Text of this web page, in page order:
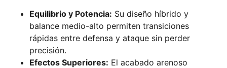
Equilibrio y Potencia: Su diseño híbrido y
balance medio-alto permiten transiciones
rápidas entre defensa y ataque sin perder
precisión.
Efectos Superiores: El acabado arenoso